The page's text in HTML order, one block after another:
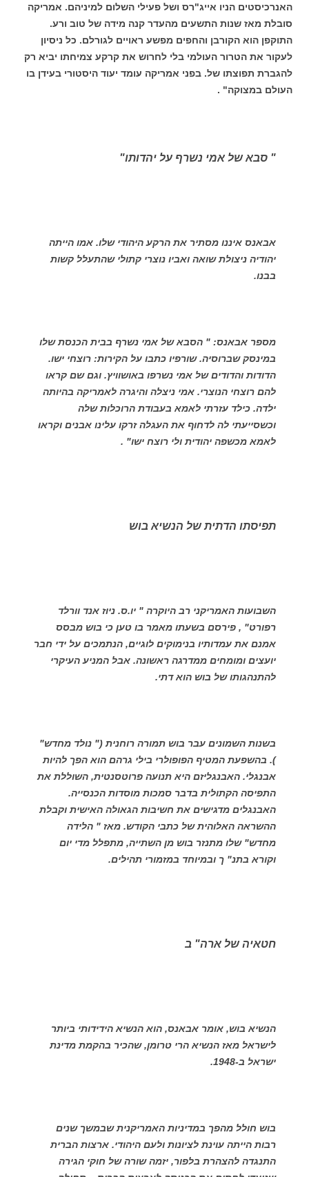
האנרכיסטים הניו אייג"רס ושל פעילי השלום למיניהם. אמריקה
סובלת מאז שנות התשעים מהעדר קנה מידה של טוב ורע.
התוקפן הוא הקורבן והחפים מפשע ראויים לגורלם. כל ניסיון
לעקור את הטרור העולמי בלי לחרוש את קרקע צמיחתו יביא רק
להגברת תפוצתו של. בפני אמריקה עומד יעוד היסטורי בעידן בו
העולם במצוקה" .
" סבא של אמי נשרף על יהדותו"
אבאנס איננו מסתיר את הרקע היהודי שלו. אמו הייתה
יהודיה ניצולת שואה ואביו נוצרי קתולי שהתעלל קשות
בבנו.
מספר אבאנס: " הסבא של אמי נשרף בבית הכנסת שלו
במינסק שברוסיה. שורפיו כתבו על הקירות: רוצחי ישו.
הדודות והדודים של אמי נשרפו באושוויץ. וגם שם קראו
להם רוצחי הנוצרי. אמי ניצלה והיגרה לאמריקה בהיותה
ילדה. כילד עזרתי לאמא בעבודת הרוכלות שלה
וכשסייעתי לה לדחוף את העגלה זרקו עלינו אבנים וקראו
לאמא מכשפה יהודית ולי רוצח ישו" .
תפיסתו הדתית של הנשיא בוש
השבועות האמריקני רב היוקרה " יו.ס. ניוז אנד וורלד
רפורט" , פירסם בשעתו מאמר בו טען כי בוש מבסס
אמנם את עמדותיו בנימוקים לוגיים, הנתמכים על ידי חבר
יועצים ומומחים ממדרגה ראשונה. אבל המניע העיקרי
להתנהגותו של בוש הוא דתי.
בשנות השמונים עבר בוש תמורה רוחנית (" נולד מחדש"
). בהשפעת המטיף הפופולרי בילי גרהם הוא הפך להיות
אבנגלי. האבנגליזם היא תנועה פרוטסנטית, השוללת את
התפיסה הקתולית בדבר סמכות מוסדות הכנסייה.
האבנגלים מדגישים את חשיבות הגאולה האישית וקבלת
ההשראה האלוהית של כתבי הקודש. מאז " הלידה
מחדש" שלו מתנזר בוש מן השתייה, מתפלל מדי יום
וקורא בתנ" ך ובמיוחד במזמורי תהילים.
חטאיה של ארה" ב
הנשיא בוש, אומר אבאנס, הוא הנשיא הידידותי ביותר
לישראל מאז הנשיא הרי טרומן, שהכיר בהקמת מדינת
ישראל ב-1948.
בוש חולל מהפך במדיניות האמריקנית שבמשך שנים
רבות הייתה עוינת לציונות ולעם היהודי. ארצות הברית
התנגדה להצהרת בלפור, יזמה שורה של חוקי הגירה